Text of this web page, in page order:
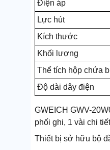
Điện áp
Lực hút
Kích thước
Khối lượng
Thể tích hộp chứa
Độ dài dây điện
GWEICH GWV-
phối ghi, 1 vài chi
Thiết bị sở hữu bộ